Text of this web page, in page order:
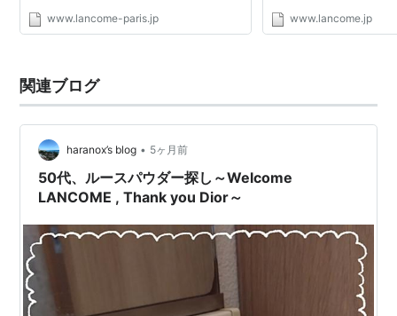
www.lancome-paris.jp www.lancome.jp
関連ブログ
haranox’s blog • 5ヶ月前
50代、ルースパウダー探し～Welcome
LANCOME , Thank you Dior～